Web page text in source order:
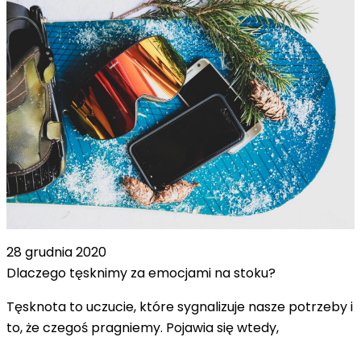
28 grudnia 2020
Dlaczego tęsknimy za emocjami na stoku?
Tęsknota to uczucie, które sygnalizuje nasze potrzeby i
to, że czegoś pragniemy. Pojawia się wtedy,